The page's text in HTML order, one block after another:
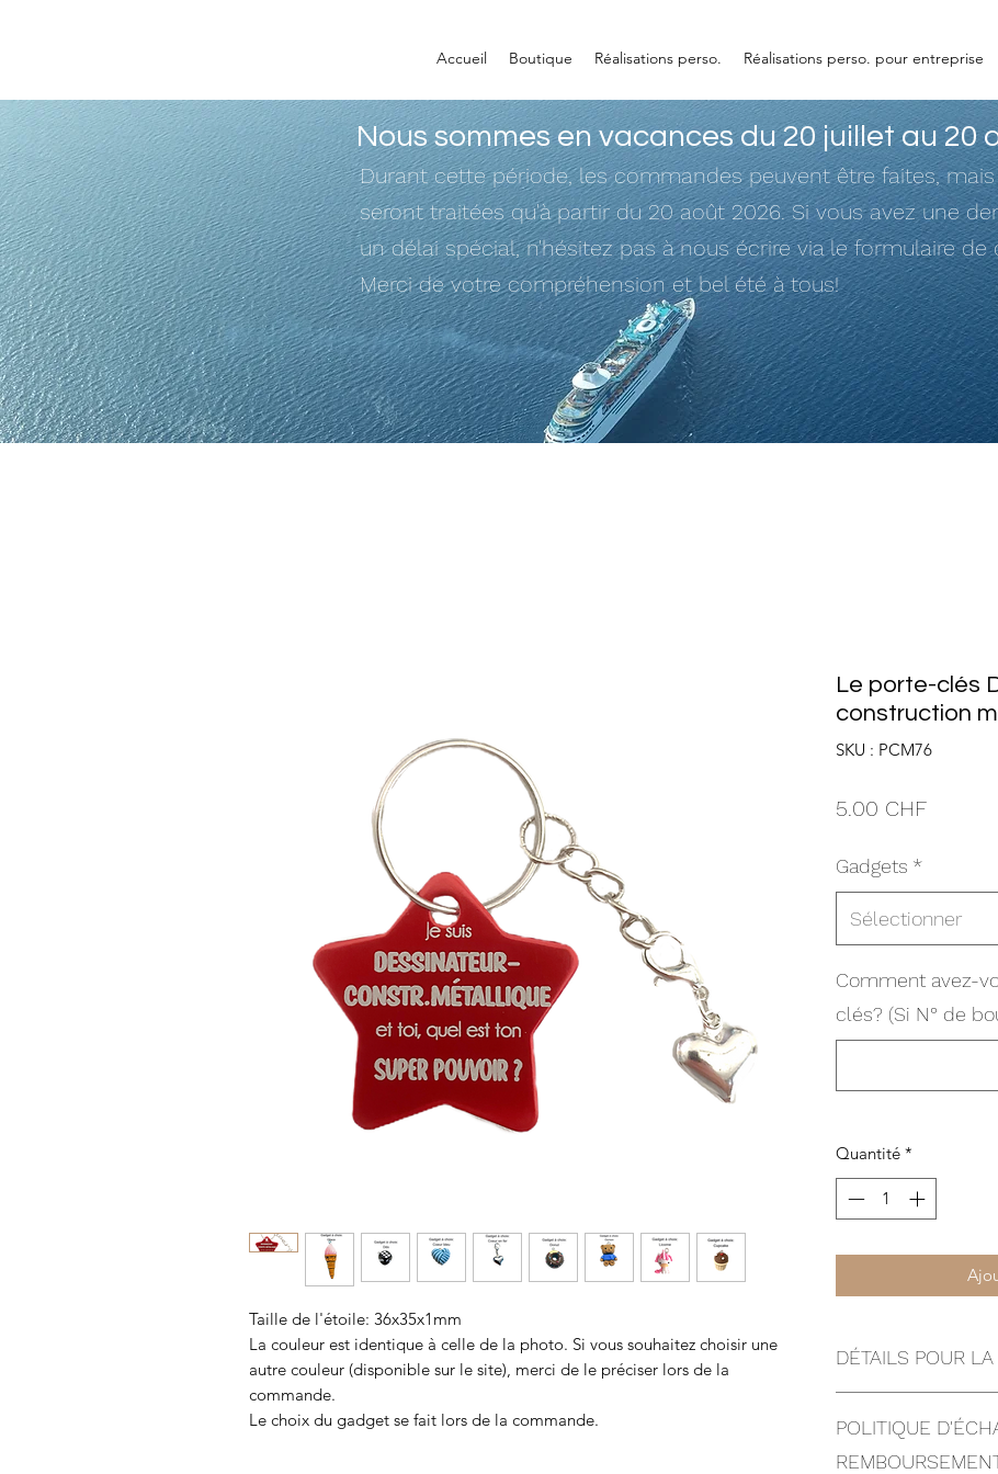
Accueil Boutique Réalisations perso. Réalisations perso. pour entreprise
Nous sommes en vacances du 20 juillet au 20
Durant cette période, les commandes peuvent être faites,
seront traitées qu'à partir du 20 août 2026. Si vous avez une
un délai spécial, n'hésitez pas à nous écrire via le formulaire de
Merci de votre compréhension et bel été à tous!
Taille de l'étoile: 36x35x1mm
La couleur est identique à celle de la photo. Si vous souhaitez choisir une
autre couleur (disponible sur le site), merci de le préciser lors de la
commande.
Le choix du gadget se fait lors de la commande.
Le porte-clés
construction
SKU : PCM76
5.00 CHFPrix
Gadgets *
Sélectionner
Comment avez-
clés? (Si N° de
Quantité *
DÉTAILS POUR
commande dans les
- Commande depuis
POLITIQUE